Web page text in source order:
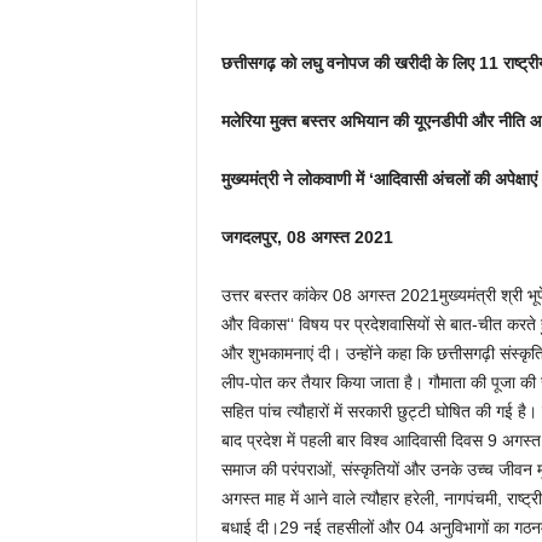
छत्तीसगढ़ को लघु वनोपज की खरीदी के लिए 11
मलेरिया मुक्त बस्तर अभियान की यूएनडीपी और नीति
मुख्यमंत्री ने लोकवाणी में ‘आदिवासी अंचलों की
जगदलपुर, 08 अगस्त 2021
उत्तर बस्तर कांकेर 08 अगस्त 2021मुख्यमंत्री श्री भूपेश बघेल ने आज ‘‘लोकवाणी‘‘ की 20वीं कड़ी में ‘‘आदिवासी अंचलों की अपेक्षाएं और विकास‘‘ विषय पर प्रदेशवासियों से बात-चीत करते हुए सबसे पहले छत्तीसगढ़ी में प्रदेशवासियों को पारंपरिक हरेली तिहार की बधाई और शुभकामनाएं दी। उन्होंने कहा कि छत्तीसगढ़ी संस्कृति के अनुसार हरेली साल का पहला त्यौहार है, इस दिन अपने गांव-घर, गौठान को लीप-पोत कर तैयार किया जाता है। गौमाता की पूजा की जाती है। उन्होंने कहा कि छत्तीसगढ़िया भावना को ध्यान में रखते हुए हरेली सहित पांच त्यौहारों में सरकारी छुट्टी घोषित की गई है। उन्होने विश्व आदिवासी दिवस की बधाई देते हुए कहा कि हमारी सरकार बनने के बाद प्रदेश में पहली बार विश्व आदिवासी दिवस 9 अगस्त को सार्वजनिक अवकाश घोषित किया गया है, इससे सभी लोगों को आदिवासी समाज की परंपराओं, संस्कृतियों और उनके उच्च जीवन मूल्यों को समझने का अवसर मिला है। मुख्यमंत्री श्री बघेल ने प्रदेशवासियों को अगस्त माह में आने वाले त्यौहार हरेली, नागपंचमी, राष्ट्रीय पर्व स्वतंत्रता दिवस, ओणम, राखी, कमरछठ और कृष्ण जन्माष्टमी की भी बधाई दी।29 नई तहसीलों और 04 अनुविभागों का गठनमुख्यमंत्री ने कहा कि हमने ढाई वर्षों में 29 नई तहसीलें और 4 नए अनुविभाग गठित किए हैं, उनमें से अधिकतर आदिवासी अंचल में ही हैं। कोरिया जिले में पटना के साथ चिरमिरी और केल्हारी तहसीलें भी गठित की गई हैं। इसके अलावा कबीरधाम जिले में रेंगाखार-कला, सरगुजा जिले में दरिमा, बलरामपुर-रामानुजगंज जिले में रामचंद्रपुर, सामरी, सूरजपुर जिले में लटोरी, बिहारपुर, जशपुर जिले में सन्ना और सुकमा जिले में गादीरास आदि प्रमुख हैं। इसी तरह चार नवीन अनुविभागों में दंतेवाड़ा का बड़े बचेली और बस्तर का लोहंडीगुड़ा शामिल है। बरसों पुरानी मांग को ध्यान में रखते हुए गौरेला – पेण्ड्रा – मरवाही को जिला ही नहीं बनाया गया बल्कि आदिवासी बहुल आबादी वाले इस क्षेत्र को उनका हक भी दिया गया। हमारा यह मानना है कि नई प्रशासनिक इकाईयों के गठन से लोगों को अपनी भूमि, खेती-किसानी से संबंधित काम, बच्चों की पढ़ाई, नौकरी या रोजगार से संबंधित कामों के लिए आसानी होगी। सरकारी योजनाओं का बेहतर क्रियान्वयन होगा। इसे ही हमने प्रशासनिक संवेदनशीलता का मूलमंत्र बनाया है।52 वनोपज की समर्थन मूल्य पर खरीदी मुख्यमंत्री श्री भूपेश बघेल ने कहा कि छत्तीसगढ़ राज्य गठन से हमें लगा था कि आदिवासी अंचलों और शेष क्षेत्रों के बीच विकास का अंतर दूर कर लिया जाएगा, लेकिन हमने देखा कि विगत वर्षों में यह अंतर और भी अधिक बढ़ गया है। इसलिए हमने सबसे पहले विश्वास जीतने की बात की। इसके लिए निरस्त वन अधिकार पट्टों के दावों की समीक्षा, जेल में बंद आदिवासियों के प्रकरणों की समीक्षा कर अपराध मुक्ति, बड़े उद्योग समूह के कब्जे से आदिवासियों की जमीन वापस लौटाने का निर्णय, तेंदूपत्ता संग्रहण दर 2500 रुपए से बढ़ाकर 4 हजार रुपए प्रति मानक बोरा करने का निर्णय लिया गया। इससे आदिवासी अंचलों में सरकार और व्यवस्था के प्रति विश्वास का नया दौर शुरू हुआ है। हमने 7 से बढ़ाकर 52 वनोपज को समर्थन मूल्य पर खरीदने की व्यवस्था की, पुरानी दरों को भी बदला जिसके कारण वनोपज संग्रह से ही 500 करोड़ रुपए से अधिक अतिरिक्त सालाना आमदनी का रास्ता बन गया। अनुसूचित क्षेत्रों में कोदो, कुटकी, रागी जैसी फसलों को भी समर्थन मूल्य पर खरीदने के इंतजाम किए गए हैं तथा लाख को कृषि का दर्जा दिया गया है। वन अधिकार मान्यता पत्रधारी परिवारों के खेतों में उपजे धान को भी समर्थन मूल्य पर खरीदने की व्यवस्था की गई है। देवगुड़ी और घोटुल स्थलों का विकास कर आदिवासी संस्कृति को बढ़ावा दिया जा रहा है।नक्सलवाद प्रभावित क्षेत्रों में 1637 करोड़ रूपए की लागत से सड़कें मुख्यमंत्री ने कहा कि प्रदेश में 16 हजार करोड़ रुपए की लागत से सड़कों का निर्माण किया जा रहा है, जिससे हमारे आदिवासी अंचलों को सैकड़ों ऐसी सड़कें मिलेंगी, जिनका इंतजार वे दशकों से कर रहे थे। नक्सलवाद प्रभावित क्षेत्रों में संपर्क बहाल करने के लिए हम 1 हजार 637 करोड़ रुपए की लागत से सड़कें बना रहे हैं। आदिवासी अंचलों में बिजली की सुविधा देने के लिए अति उच्च दाब के चार वृहद उपकेन्द्र का निर्माण पूरा कर लिया गया है। नारायणपुर, जगदलपुर, बीजापुर और सूरजपुर जिले के उदयपुर में ये उपकेन्द्र प्रारंभ हो जाने से बिजली आपूर्ति सुचारू हो गई है। इसके अलावा विगत ढाई वर्षों में आदिवासी अंचलों में सौर ऊर्जा से संचालित 74 हजार सिंचाई पम्प, 44 हजार से अधिक घरों में रोशनी और लगभग 4 हजार सोलर पेयजल पम्पों की स्थापना की गई है, जो अपने आप में कीर्तिमान है।छत्तीसगढ़ को लघु वनोपज की खरीदी के लिए 11 राष्ट्रीय पुरस्कार मुख्यमंत्री श्री बघेल ने कहा कि बस्तर जिले के